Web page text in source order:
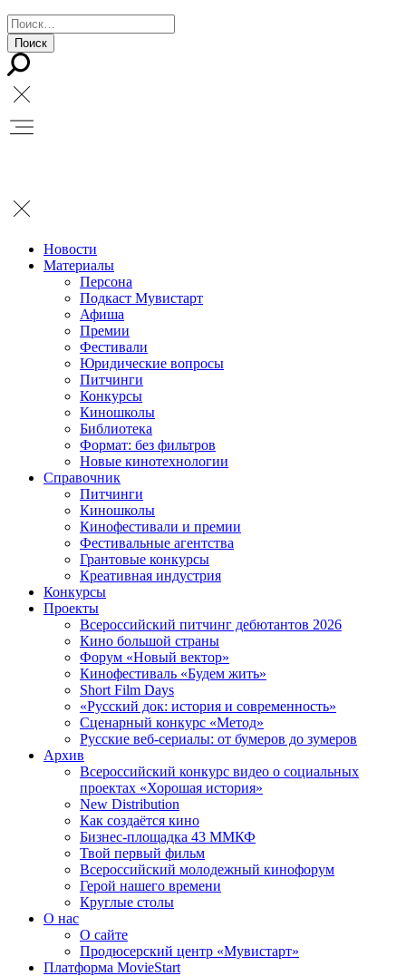
Новости
Материалы
Персона
Подкаст Мувистарт
Афиша
Премии
Фестивали
Юридические вопросы
Питчинги
Конкурсы
Киношколы
Библиотека
Формат: без фильтров
Новые кинотехнологии
Справочник
Питчинги
Киношколы
Кинофестивали и премии
Фестивальные агентства
Грантовые конкурсы
Креативная индустрия
Конкурсы
Проекты
Всероссийский питчинг дебютантов 2026
Кино большой страны
Форум «Новый вектор»
Кинофестиваль «Будем жить»
Short Film Days
«Русский док: история и современность»
Сценарный конкурс «Метод»
Русские веб-сериалы: от бумеров до зумеров
Архив
Всероссийский конкурс видео о социальных
проектах «Хорошая история»
New Distribution
Как создаётся кино
Бизнес-площадка 43 ММКФ
Твой первый фильм
Всероссийский молодежный кинофорум
Герой нашего времени
Круглые столы
О нас
О сайте
Продюсерский центр «Мувистарт»
Платформа MovieStart